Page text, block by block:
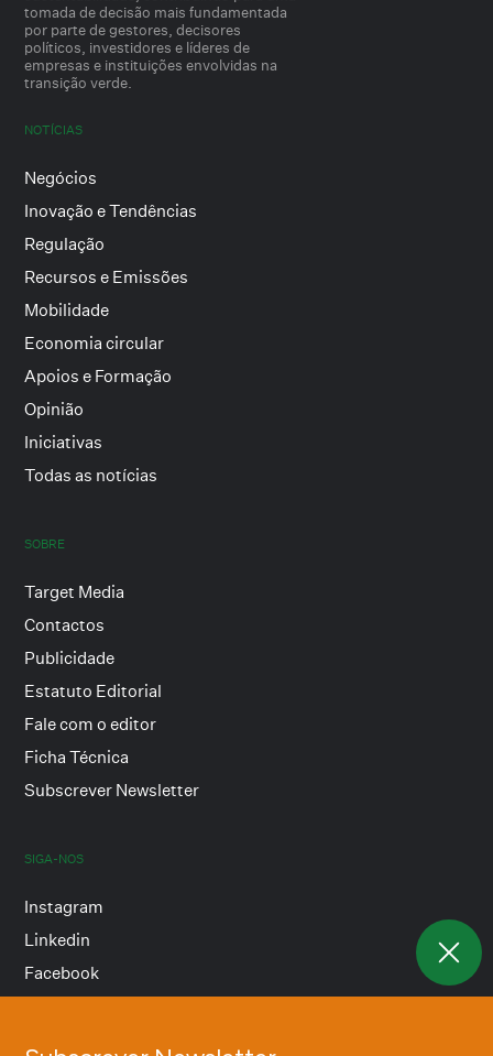
tomada de decisão mais fundamentada
por parte de gestores, decisores
políticos, investidores e líderes de
empresas e instituições envolvidas na
transição verde.
NOTÍCIAS
Negócios
Inovação e Tendências
Regulação
Recursos e Emissões
Mobilidade
Economia circular
Apoios e Formação
Opinião
Iniciativas
Todas as notícias
SOBRE
Target Media
Contactos
Publicidade
Estatuto Editorial
Fale com o editor
Ficha Técnica
Subscrever Newsletter
SIGA-NOS
Instagram
Linkedin
Facebook